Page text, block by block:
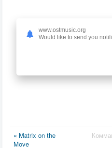
« Matrix on the
Move
www.ostmusic.org
Would like to send you